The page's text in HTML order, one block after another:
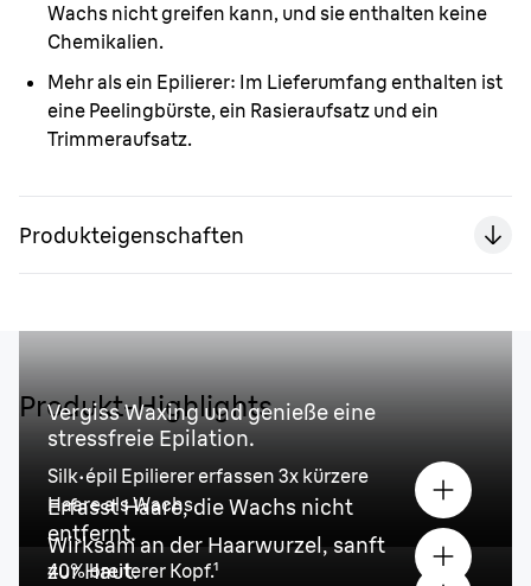
Wachs nicht greifen kann, und sie enthalten keine
Chemikalien.
Mehr als ein Epilierer: Im Lieferumfang enthalten ist
eine Peelingbürste, ein Rasieraufsatz und ein
Trimmeraufsatz.
Produkteigenschaften
Produkt-Highlights
Vergiss Waxing und genieße eine
stressfreie Epilation.
Silk·épil Epilierer erfassen 3x kürzere
Haare als Wachs.
Erfasst Haare, die Wachs nicht
entfernt.
40% breiterer Kopf.¹
Wirksam an der Haarwurzel, sanft
zur Haut.